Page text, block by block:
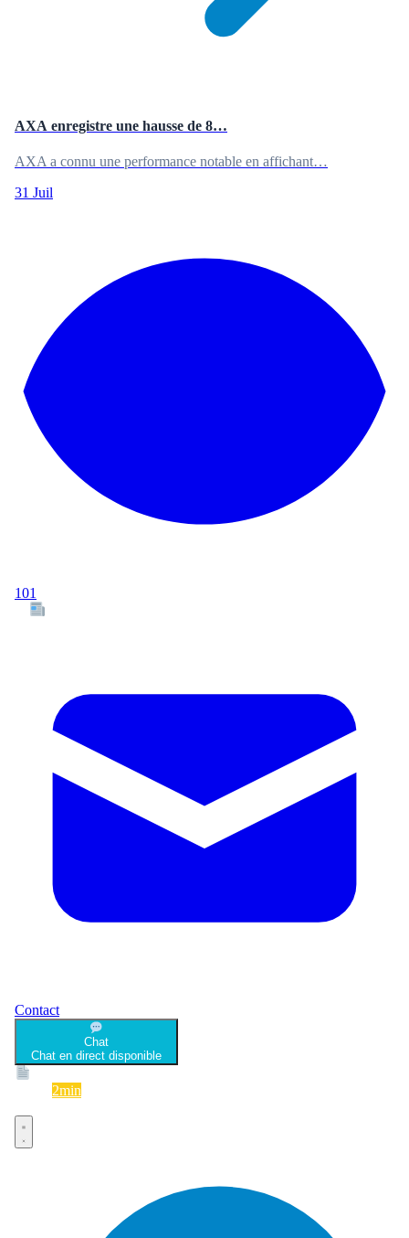
AXA enregistre une hausse de 8…
AXA a connu une performance notable en affichant…
31 Juil
101
Contact
Chat
Chat en direct disponible
2min